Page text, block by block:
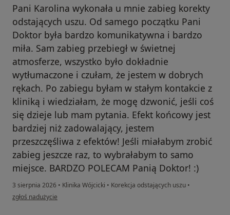
Pani Karolina wykonała u mnie zabieg korekty
odstających uszu. Od samego początku Pani
Doktor była bardzo komunikatywna i bardzo
miła. Sam zabieg przebiegł w świetnej
atmosferze, wszystko było dokładnie
wytłumaczone i czułam, że jestem w dobrych
rękach. Po zabiegu byłam w stałym kontakcie z
kliniką i wiedziałam, że mogę dzwonić, jeśli coś
się dzieje lub mam pytania. Efekt końcowy jest
bardziej niż zadowalający, jestem
przeszczęśliwa z efektów! Jeśli miałabym zrobić
zabieg jeszcze raz, to wybrałabym to samo
miejsce. BARDZO POLECAM Panią Doktor! :)
3 sierpnia 2026 • Klinika Wójcicki • Korekcja odstających uszu •
w opinii użytkownika Oliwia
zgłoś nadużycie